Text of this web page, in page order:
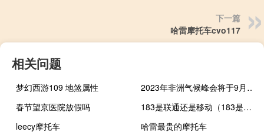
下一篇
哈雷摩托车cvo117
相关问题
梦幻西游109 地煞属性
2023年非洲气候峰会将于9月在肯尼亚召开
春节望京医院放假吗
183是联通还是移动（183是联通还是移动）
leecy摩托车
哈雷最贵的摩托车